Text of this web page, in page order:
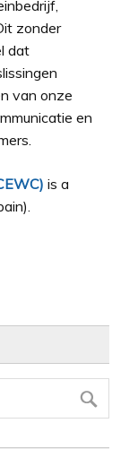
zonder
dat
van onze
en
is a